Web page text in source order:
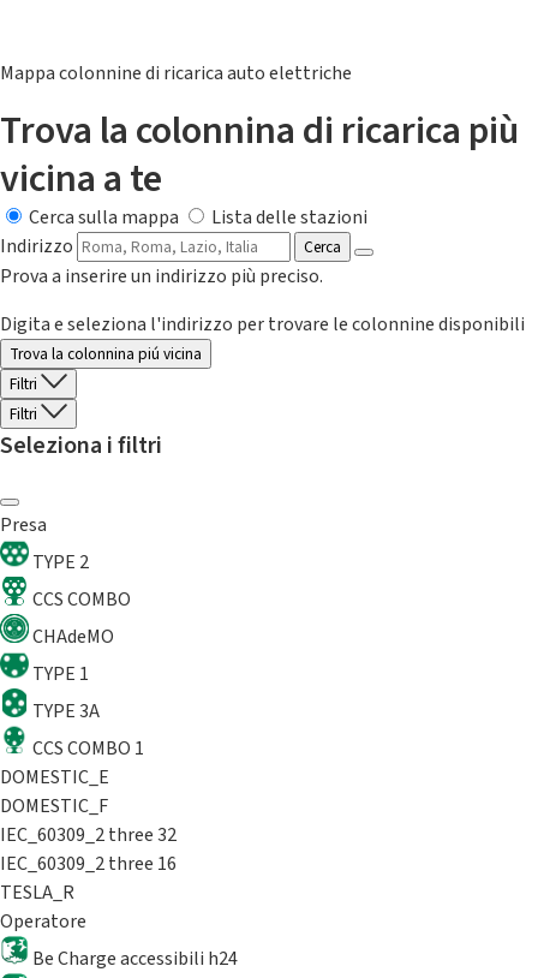
Mappa colonnine di ricarica auto elettriche
Trova la colonnina di ricarica più
vicina a te
Cerca sulla mappa
Lista delle stazioni
Indirizzo
Cerca
Prova a inserire un indirizzo più preciso.
Digita e seleziona l'indirizzo per trovare le colonnine disponibili
Trova la colonnina piú vicina
Filtri
Filtri
Seleziona i filtri
Presa
TYPE 2
CCS COMBO
CHAdeMO
TYPE 1
TYPE 3A
CCS COMBO 1
DOMESTIC_E
DOMESTIC_F
IEC_60309_2 three 32
IEC_60309_2 three 16
TESLA_R
Operatore
Be Charge accessibili h24